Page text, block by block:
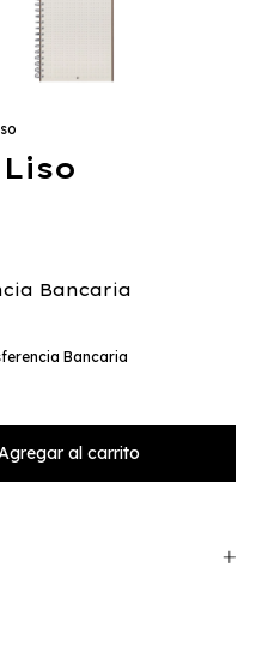
Bancaria
Bancaria